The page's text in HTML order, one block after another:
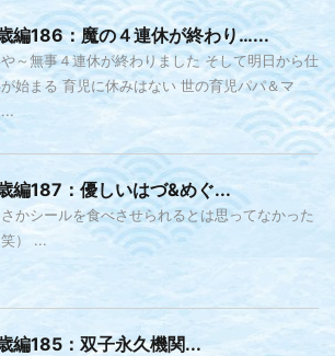
編186：魔の４連休が終わり…...
～無事４連休が終わりました そして明日から仕
始まる 育児に休みはない 世の育児パパ＆マ
編187：優しいはづ&めぐ...
さかシールを食べさせられるとは思ってなかった
笑） ...
編185：双子永久機関...